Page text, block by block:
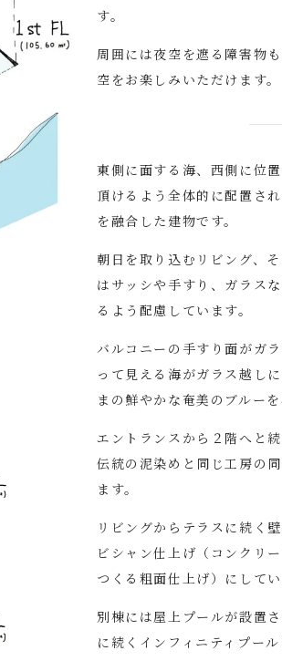
す。
周囲には夜空を遮る障害物
空をお楽しみいただけます。
東側に面する海、西側に位
頂けるよう全体的に配置さ
を融合した建物です。
朝日を取り込むリビング、
はサッシや手すり、ガラス
るよう配慮しています。
バルコニーの手すり面がガ
って見える海がガラス越し
まの鮮やかな奄美のブルーを
エントランスから２階へと
伝統の泥染めと同じ工房の
ます。
リビングからテラスに続く
ビシャン仕上げ（コンクリ
つくる粗面仕上げ）にしてい
別棟には屋上プールが設置
に続くインフィニティプール